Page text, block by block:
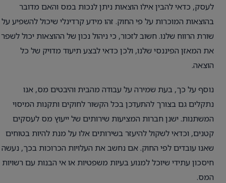
לעסק, כדאי להבין אילו הוצאות ניתן לנכות במס והאם מדובר
בהוצאות המוכרות על פי החוק. זהו מידע קרדינלי שיכול להשפיע על
שורת הרווח שלנו. חשוב לזכור, כי ניהול נכון של ההוצאות יכול לשפר
את המאזן הפיננסי שלנו, ולכן כדאי לבצע תיעוד מדויק של כל
הוצאה.
נוסף על כך, בעת שמירה על עבודה מהבית והיבטים מס, אנו
נתקלים גם בצורך להתעדכן בכל הקשור לחוקים ותקנות המיסוי
המשתנות. ישנן חברות המציעות שירותים של ייעוץ מס לעסקים
קטנים, וכדאי לשקול להיעזר בשירותים אלו על מנת להיות בטוחים
שאנו עובדים לפי החוק. אם נחשב את העלויות הכרוכות בכך, נעשה
חיסכון עתידי שיוכל למנוע בעיות משפטיות או אי הבנות עם רשויות
המס.